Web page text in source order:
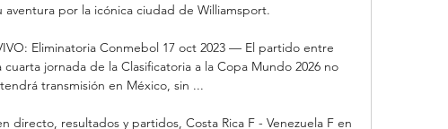
aventura por la icónica ciudad de Williamsport.
Eliminatoria Conmebol 17 oct 2023 — El partido entre
cuarta jornada de la Clasificatoria a la Copa Mundo 2026 no
tendrá transmisión en México, sin ...
directo, resultados y partidos, Costa Rica F - Venezuela F en